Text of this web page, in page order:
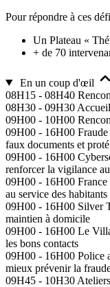
Pour répondre à ces
Un Plateau «
+ de 70
En un coup d'œil
08H15 - 08H40
08H30 - 09H30
09H00 - 10H00
09H00 - 16H00
faux documents et
09H00 - 16H00
renforcer la vigilance
09H00 - 16H00
au service des habitants
09H00 - 16H00 Silver
maintien à domicile
09H00 - 16H00 Le
les bons contacts
09H00 - 16H00 Police
mieux prévenir la
09H45 - 10H30 Ateliers